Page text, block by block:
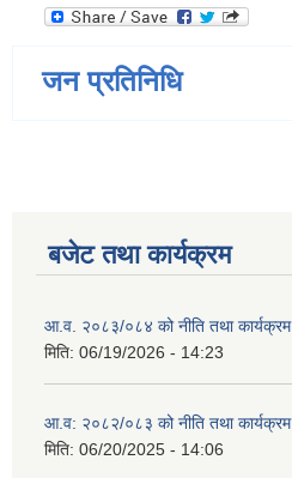
जन प्रतिनिधि
बजेट तथा कार्यक्रम
आ.व. २०८३/०८४ को नीति तथा कार्यक्रम
मिति: 06/19/2026 - 14:23
आ.व: २०८२/०८३ को नीति तथा कार्यक्रम
मिति: 06/20/2025 - 14:06